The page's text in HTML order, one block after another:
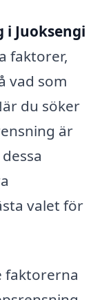
i Juoksengi
faktorer,
vad som
du söker
är
valet för
faktorerna